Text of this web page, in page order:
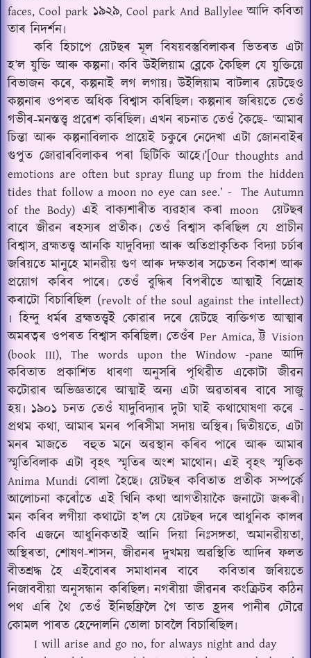
faces, Cool park ১৯২৯, Cool park And Ballyleeআদি কবিতা
তাৰ নিদৰ্শন৷
কবি হিচাপে য়েটছৰ মূল বিষয়বস্তুবিলাকৰ ভিতৰত এটা
হ’ল যুক্তি আৰু কল্পনা৷ কবি উইলিয়াম ব্লেকে কৈছিল যে যুক্তিয়ে
বিভাজন কৰে,কল্পনাই লগ লগায়৷ উইলিয়াম বাটলাৰ য়েটছেও
কল্পনাৰ ওপৰত অধিক বিশ্বাস কৰিছিল৷ কল্পনাৰ জৰিয়তে তেওঁ
গভীৰ-মনস্তত্ত্ব প্ৰৱেশ কৰিছিল৷ এখন ৰচনাত তেওঁ কৈছে- ‘আমাৰ
চিন্তা আৰু কল্পনাবিলাক প্ৰায়েই চকুৰে নেদেখা এটা জোনবাইৰ
গুপুত জোৱাৰবিলাকৰ পৰা ছিটিকি আহে৷’[Our thoughts and
emotions are often but spray flung up from the hidden
tides that follow a moon no eye can see.’ - The Autumn
of the Body) এই বাক্যশাৰীত ব্যৱহাৰ কৰাmoon
য়েটছৰ
বাবে জীৱন ৰহস্যৰ প্ৰতীক৷ তেওঁ বিশ্বাস কৰিছিল যে প্ৰাচীন
বিশ্বাস,ব্ৰহ্মতত্ত্ব আনকি যাদুবিদ্যা আৰু অতিপ্ৰাকৃতিক বিদ্যা চৰ্চাৰ
জৰিয়তে মানুহে মানৱীয় গুণ আৰু দক্ষতাৰ সচেতন বিকাশ আৰু
প্ৰয়োগ কৰিব পাৰে৷ তেওঁ বুদ্ধিৰ বিপৰীতে আত্মাই বিদ্ৰোহ
কৰাটো বিচাৰিছিল (revolt of the soul against the intellect)
৷ হিন্দু ধৰ্মৰ ব্ৰহ্মতত্ত্বই কোৱাৰ দৰে য়েটছে ব্যক্তিগত আত্মাৰ
অমৰত্বৰ ওপৰত বিশ্বাস কৰিছিল৷ তেওঁৰ Per Amica,ট্ট Vision
(book III), The words upon the Window -paneআদি
কবিতাত প্ৰকাশিত ধাৰণা অনুসৰি পৃথিৱীত একোটা জীৱন
কটোৱাৰ অভিজ্ঞতাৰে আত্মাই অন্য এটা অৱতাৰৰ বাবে সাজু
হয়৷ ১৯০১ চনত তেওঁ যাদুবিদ্যাৰ দুটা ঘাই কথাঘোষণা কৰে -
প্ৰথম কথা,আমাৰ মনৰ পৰিসীমা সদায় অস্থিৰ৷ দ্বিতীয়তে, এটা
মনৰ মাজতে
বহুত মনে অৱস্থান কৰিব পাৰে আৰু আমাৰ
স্মৃতিবিলাক এটা বৃহৎ স্মৃতিৰ অংশ মাথোন৷ এই বৃহৎ স্মৃতিক
Anima Mundi বোলা হৈছে৷ য়েটছৰ কবিতাত প্ৰতীক সম্পৰ্কে
আলোচনা কৰোঁতে এই খিনি কথা আগতীয়াকৈ জনাটো জৰুৰী৷
মন কৰিব লগীয়া কথাটো হ’ল যে য়েটছৰ দৰে আধুনিক কালৰ
কবি এজনে আধুনিকতাই আনি দিয়া নিঃসঙ্গতা,অমানৱীয়তা,
অস্থিৰতা, শোষণ-শাসন,জীৱনৰ দুখময় অৱস্থিতি আদিৰ ফলত
বীতশ্ৰদ্ধ হৈ এইবোৰৰ সমাধানৰ বাবে
কবিতাৰ জৰিয়তে
নিজাববীয়া অনুসন্ধান কৰিছিল৷ নগৰীয়া জীৱনৰ কংক্ৰিটৰ কঠিন
পথ এৰি থৈ তেওঁ ইনিছফ্ৰিলৈ গৈ তাত হ্ৰদৰ পানীৰ ঢৌৱে
কোমল পাৰত হেন্দোলনি তোলা চাবলৈ বিচাৰিছিল৷
I will arise and go no, for always night and day